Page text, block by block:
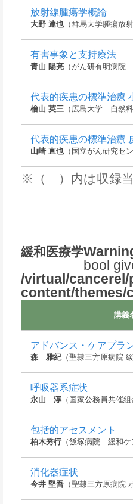
放射線腫瘍学概論
大野 達也（群馬大学腫瘍放
有害事象と支持療法
青山 陽亮 （がん研有明病
代表的疾患の標準治療
檜山 英三 （広島大学 自然
代表的疾患の標準治療
山崎 直也（国立がん研究セ
※（ ）内は収録
緩和医療学
bool
/virtual/
content/themes/
講義
アドバンス・ケアプラ
森 雅紀（聖隷三方原病院
呼吸器系症状
永山 淳 （国家公務員共催
包括的アセスメント
柏木秀行 （飯塚病院 緩和ケ
消化器症状
今井 堅吾 （聖隷三方原病院